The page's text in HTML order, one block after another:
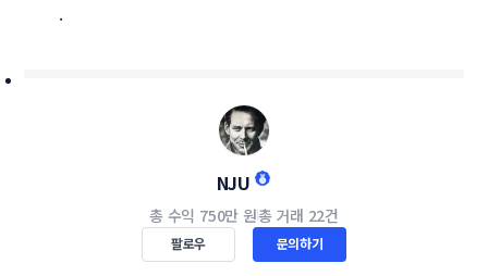
.
NJU
총 수익 750만 원총 거래 22건
팔로우 문의하기